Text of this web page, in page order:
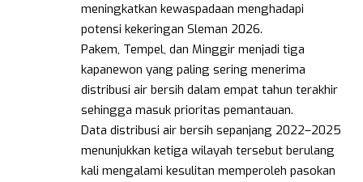
meningkatkan kewaspadaan menghadapi
potensi kekeringan Sleman 2026.
Pakem, Tempel, dan Minggir menjadi tiga
kapanewon yang paling sering menerima
distribusi air bersih dalam empat tahun terakhir
sehingga masuk prioritas pemantauan.
Data distribusi air bersih sepanjang 2022–2025
menunjukkan ketiga wilayah tersebut berulang
kali mengalami kesulitan memperoleh pasokan